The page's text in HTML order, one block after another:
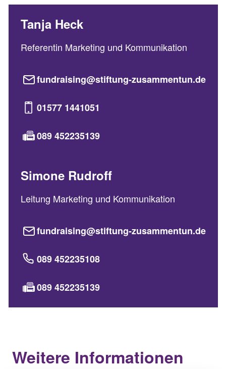
Tanja Heck
Referentin Marketing und Kommunikation
fundraising@stiftung-zusammentun.de
01577 1441051
089 452235139
Simone Rudroff
Leitung Marketing und Kommunikation
fundraising@stiftung-zusammentun.de
089 452235108
089 452235139
Weitere Informationen